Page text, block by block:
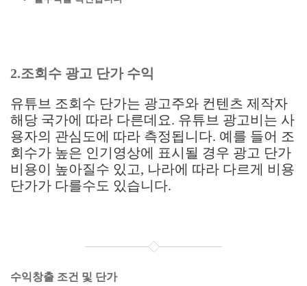
2.조회수 광고 단가 수익
유튜브 조회수 단가는 광고주와 컨텐츠 제작자
해당 국가에 따라 다른데요. 유튜브 광고비는 사
용자의 관심도에 따라 측정됩니다. 예를 들어 조
회수가 높은 인기영상에 표시될 경우 광고 단가
비용이 높아질수 있고, 나라에 따라 다르게 비용
단가가 다를수도 있습니다.
수익창출 조건 및 단가